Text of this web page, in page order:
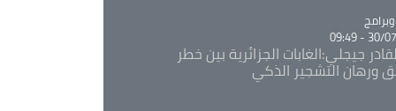
30/07/
جيجلي:الغابات الجزائرية بين خطر
ورهان التشجير الذكي